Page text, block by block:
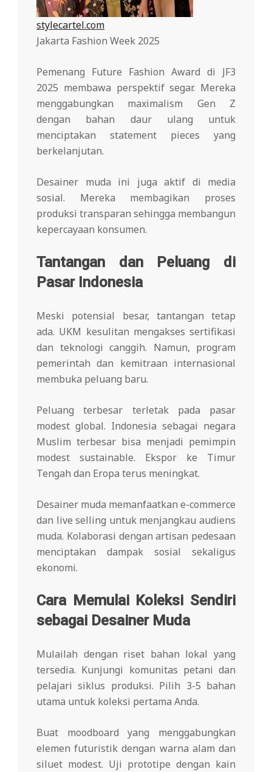
stylecartel.com
Jakarta Fashion Week 2025
Pemenang Future Fashion Award di JF3
2025 membawa perspektif segar. Mereka
menggabungkan maximalism Gen Z
dengan bahan daur ulang untuk
menciptakan statement pieces yang
berkelanjutan.
Desainer muda ini juga aktif di media
sosial. Mereka membagikan proses
produksi transparan sehingga membangun
kepercayaan konsumen.
Tantangan dan Peluang di
Pasar Indonesia
Meski potensial besar, tantangan tetap
ada. UKM kesulitan mengakses sertifikasi
dan teknologi canggih. Namun, program
pemerintah dan kemitraan internasional
membuka peluang baru.
Peluang terbesar terletak pada pasar
modest global. Indonesia sebagai negara
Muslim terbesar bisa menjadi pemimpin
modest sustainable. Ekspor ke Timur
Tengah dan Eropa terus meningkat.
Desainer muda memanfaatkan e-commerce
dan live selling untuk menjangkau audiens
muda. Kolaborasi dengan artisan pedesaan
menciptakan dampak sosial sekaligus
ekonomi.
Cara Memulai Koleksi Sendiri
sebagai Desainer Muda
Mulailah dengan riset bahan lokal yang
tersedia. Kunjungi komunitas petani dan
pelajari siklus produksi. Pilih 3-5 bahan
utama untuk koleksi pertama Anda.
Buat moodboard yang menggabungkan
elemen futuristik dengan warna alam dan
siluet modest. Uji prototipe dengan kain